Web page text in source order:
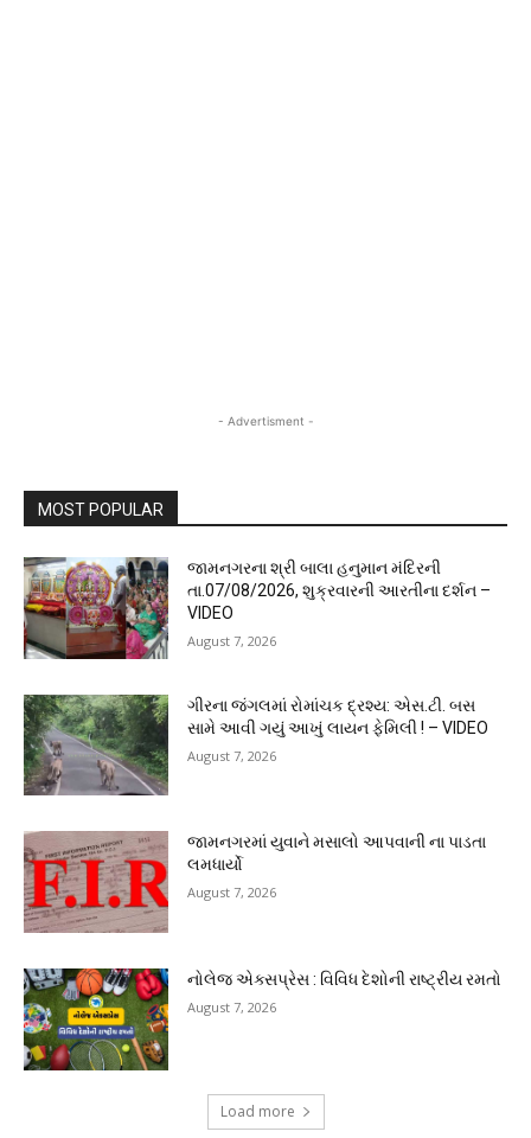
- Advertisment -
MOST POPULAR
જામનગરના શ્રી બાલા હનુમાન મંદિરની
તા.07/08/2026, શુક્રવારની આરતીના દર્શન –
VIDEO
August 7, 2026
ગીરના જંગલમાં રોમાંચક દ્રશ્ય: એસ.ટી. બસ
સામે આવી ગયું આખું લાયન ફેમિલી ! – VIDEO
August 7, 2026
જામનગરમાં યુવાને મસાલો આપવાની ના પાડતા
લમધાર્યો
August 7, 2026
નોલેજ એક્સપ્રેસ : વિવિધ દેશોની રાષ્ટ્રીય રમતો
August 7, 2026
Load more